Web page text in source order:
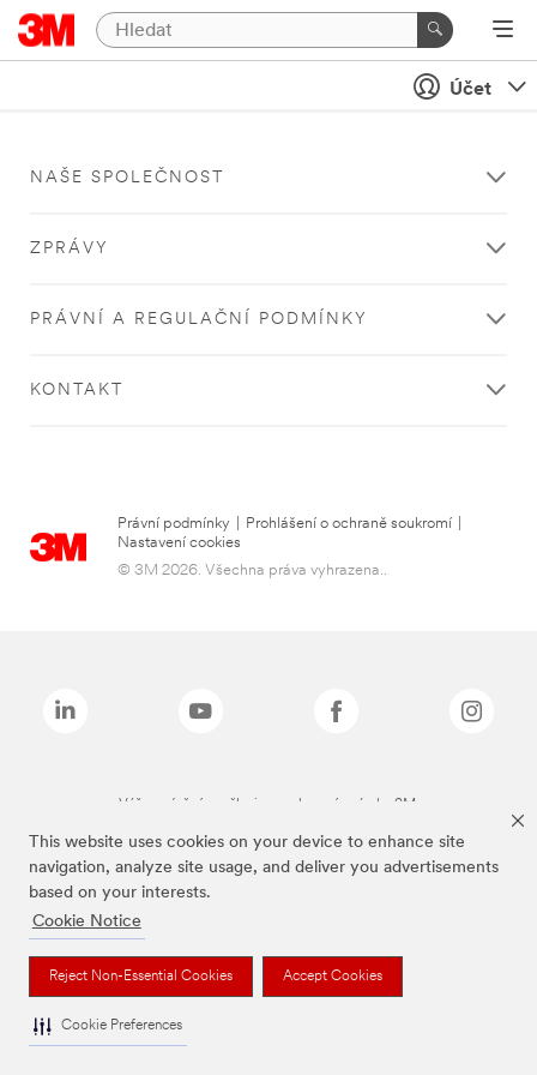
This website uses cookies on your device to enhance site
navigation, analyze site usage, and deliver you advertisements
based on your interests.
Cookie Notice
Reject Non-Essential Cookies Accept Cookies
Cookie Preferences
Účet
NAŠE SPOLEČNOST
ZPRÁVY
PRÁVNÍ A REGULAČNÍ PODMÍNKY
KONTAKT
Právní podmínky Prohlášení o ochraně soukromí
Nastavení cookies
© 3M 2026. Všechna práva vyhrazena..
Výše zmíněné značky jsou ochranné známky 3M.